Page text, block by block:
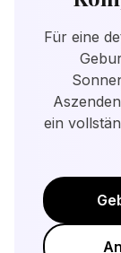
Wichtig
bietet
Für eine
ein